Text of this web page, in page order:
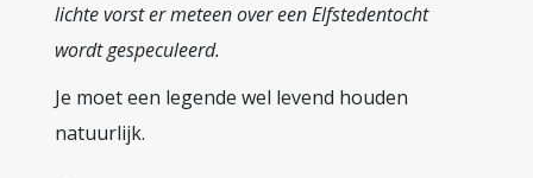
lichte vorst er meteen over een Elfstedentocht
wordt gespeculeerd.
Je moet een legende wel levend houden
natuurlijk.